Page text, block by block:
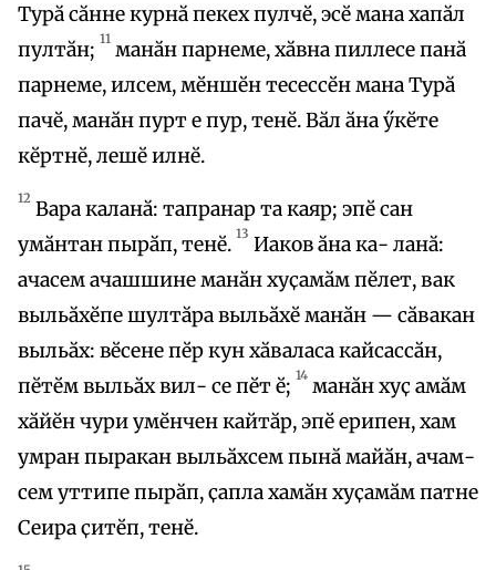
Турӑ сӑнне курнӑ пекех пулчӗ, эсӗ мана хапӑл
пултӑн; 11 манӑн парнеме, хӑвна пиллесе панӑ
парнеме, илсем, мӗншӗн тесессӗн мана Турӑ
пачӗ, манӑн пурт е пур, тенӗ. Вӑл ӑна ӳкӗте
кӗртнӗ, лешӗ илнӗ.
12 Вара каланӑ: тапранар та каяр; эпӗ сан
умӑнтан пырӑп, тенӗ. 13 Иаков ӑна ка- ланӑ:
ачасем ачашшине манӑн хуҫамӑм пӗлет, вак
выльӑхӗпе шултӑра выльӑхӗ манӑн — сӑвакан
выльӑх: вӗсене пӗр кун хӑваласа кайсассӑн,
пӗтӗм выльӑх вил- се пӗт ӗ; 14 манӑн хуҫ амӑм
хӑйӗн чури умӗнчен кайтӑр, эпӗ ерипен, хам
умран пыракан выльӑхсем пынӑ майӑн, ачам-
сем уттипе пырӑп, ҫапла хамӑн хуҫамӑм патне
Сеира ҫитӗп, тенӗ.